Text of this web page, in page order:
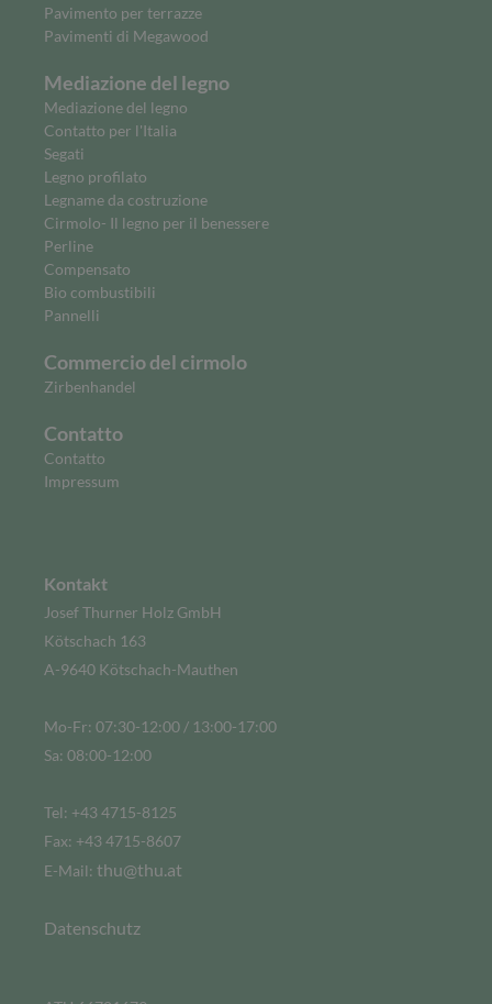
Pavimento per terrazze
Pavimenti di Megawood
Mediazione del legno
Mediazione del legno
Contatto per l'Italia
Segati
Legno profilato
Legname da costruzione
Cirmolo- Il legno per il benessere
Perline
Compensato
Bio combustibili
Pannelli
Commercio del cirmolo
Zirbenhandel
Contatto
Contatto
Impressum
Kontakt
Josef Thurner Holz GmbH
Kötschach 163
A-9640 Kötschach-Mauthen
Mo-Fr: 07:30-12:00 / 13:00-17:00
Sa: 08:00-12:00
Tel: +43 4715-8125
Fax: +43 4715-8607
E-Mail: thu@thu.at
Datenschutz